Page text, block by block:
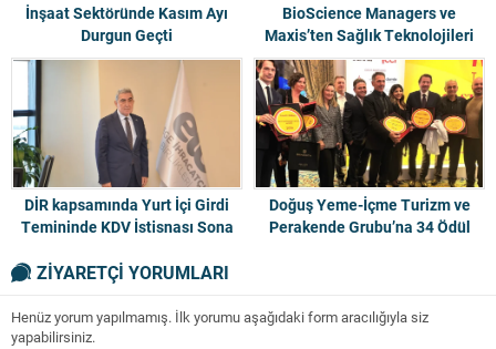
İnşaat Sektöründe Kasım Ayı
Durgun Geçti
BioScience Managers ve
Maxis’ten Sağlık Teknolojileri
Fonu
DİR kapsamında Yurt İçi Girdi
Temininde KDV İstisnası Sona
Kaldı
Doğuş Yeme-İçme Turizm ve
Perakende Grubu’na 34 Ödül
ZİYARETÇİ YORUMLARI
Henüz yorum yapılmamış. İlk yorumu aşağıdaki form aracılığıyla siz
yapabilirsiniz.